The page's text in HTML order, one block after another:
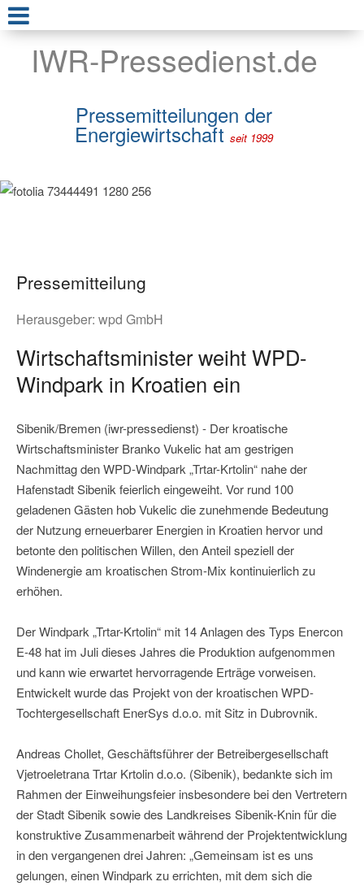
IWR-Pressedienst.de
Pressemitteilungen der
Energiewirtschaft seit 1999
Pressemitteilung
Herausgeber: wpd GmbH
Wirtschaftsminister weiht WPD-
Windpark in Kroatien ein
Sibenik/Bremen (iwr-pressedienst) - Der kroatische
Wirtschaftsminister Branko Vukelic hat am gestrigen
Nachmittag den WPD-Windpark „Trtar-Krtolin“ nahe der
Hafenstadt Sibenik feierlich eingeweiht. Vor rund 100
geladenen Gästen hob Vukelic die zunehmende Bedeutung
der Nutzung erneuerbarer Energien in Kroatien hervor und
betonte den politischen Willen, den Anteil speziell der
Windenergie am kroatischen Strom-Mix kontinuierlich zu
erhöhen.
Der Windpark „Trtar-Krtolin“ mit 14 Anlagen des Typs Enercon
E-48 hat im Juli dieses Jahres die Produktion aufgenommen
und kann wie erwartet hervorragende Erträge vorweisen.
Entwickelt wurde das Projekt von der kroatischen WPD-
Tochtergesellschaft EnerSys d.o.o. mit Sitz in Dubrovnik.
Andreas Chollet, Geschäftsführer der Betreibergesellschaft
Vjetroeletrana Trtar Krtolin d.o.o. (Sibenik), bedankte sich im
Rahmen der Einweihungsfeier insbesondere bei den Vertretern
der Stadt Sibenik sowie des Landkreises Sibenik-Knin für die
konstruktive Zusammenarbeit während der Projektentwicklung
in den vergangenen drei Jahren: „Gemeinsam ist es uns
gelungen, einen Windpark zu errichten, mit dem sich die